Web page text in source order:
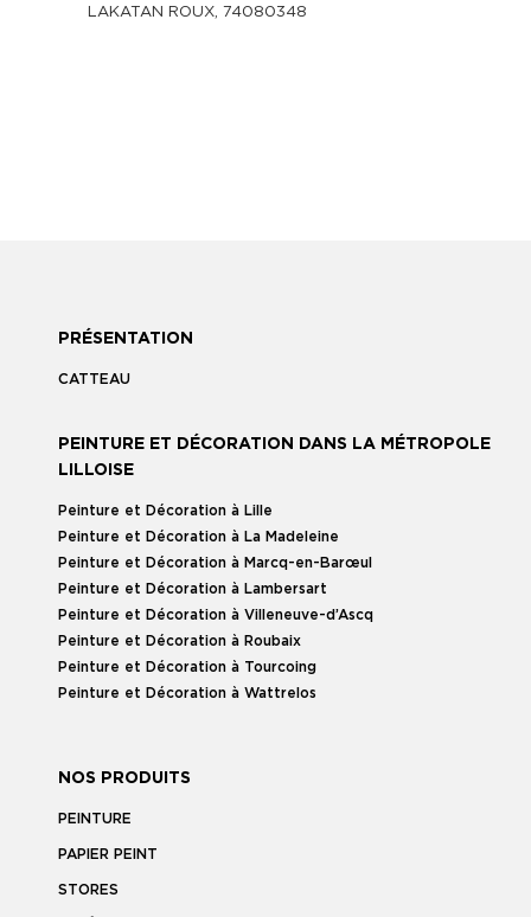
LAKATAN ROUX, 74080348
PRÉSENTATION
CATTEAU
PEINTURE ET DÉCORATION DANS LA MÉTROPOLE
LILLOISE
Peinture et Décoration à Lille
Peinture et Décoration à La Madeleine
Peinture et Décoration à Marcq-en-Barœul
Peinture et Décoration à Lambersart
Peinture et Décoration à Villeneuve-d’Ascq
Peinture et Décoration à Roubaix
Peinture et Décoration à Tourcoing
Peinture et Décoration à Wattrelos
NOS PRODUITS
PEINTURE
PAPIER PEINT
STORES